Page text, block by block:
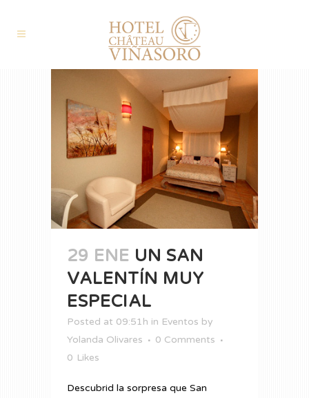
29 ENE UN SAN
VALENTÍN MUY
ESPECIAL
Posted at 09:51h in Eventos by
Yolanda Olivares
0 Comments
0 Likes
Descubrid la sorpresa que San